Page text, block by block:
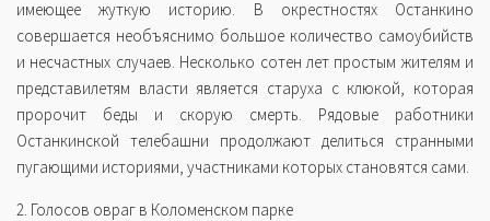
имеющее жуткую историю. В окрестностях Останкино
совершается необъяснимо большое количество самоубийств
и несчастных случаев. Несколько сотен лет простым жителям и
представилетям власти является старуха с клюкой, которая
пророчит беды и скорую смерть. Рядовые работники
Останкинской телебашни продолжают делиться странными
пугающими историями, участниками которых становятся сами.
2. Голосов овраг в Коломенском парке